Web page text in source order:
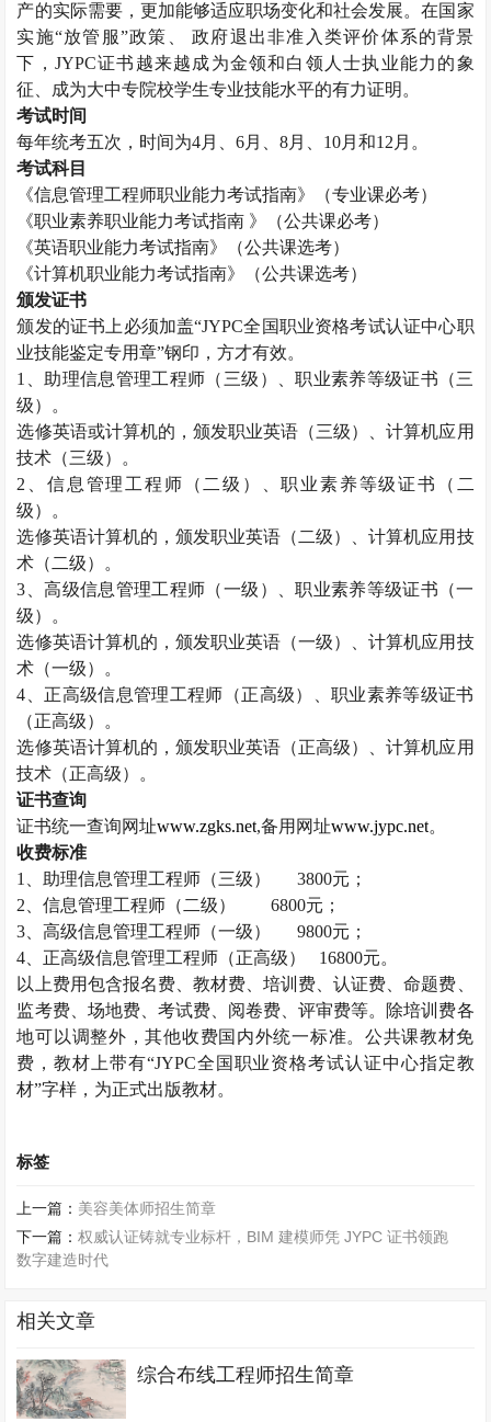
产的实际需要，更加能够适应职场变化和社会发展。在国家
实施“放管服”政策、 政府退出非准入类评价体系的背景
下， JYPC证书越来越成为金领和白领人士执业能力的象
征、成为大中专院校学生专业技能水平的有力证明。
考试时间
每年统考五次，时间为4月、6月、8月、 10月和12 月。
考试科目
《信息管理工程师职业能力考试指南》（专业课必考）
《职业素养职业能力考试指南 》（公共课必考）
《英语职业能力考试指南》（公共课选考）
《计算机职业能力考试指南》（公共课选考）
颁发证书
颁发的证书上必须加盖“JYPC全国职业资格考试认证中心职
业技能鉴定专用章”钢印，方才有效。
1
、助理信息管理工程师（三级）、职业素养等级证书（三
级）。
选修英语或计算机的，颁发职业英语（三级）、计算机应用
技术（三级）。
2 、信息管理工程师（二级）、职业素养等级证书（二
级）。
选修英语计算机的，颁发职业英语（二级）、计算机应用技
术（二级）。
3 、高级信息管理工程师（一级）、职业素养等级证书（一
级）。
选修英语计算机的，颁发职业英语（一级）、计算机应用技
术（一级）。
4 、正高级信息管理工程师（正高级）、职业素养等级证书
（正高级）。
选修英语计算机的，颁发职业英语（正高级）、计算机应用
技术（正高级）。
证书查询
证书统一查询网址www.zgks.net,备用网址www.jypc.net。
收费标准
1
、助理信息管理工程师（三级） 3800元；
2 、信息管理工程师（二级） 6800元；
3 、高级信息管理工程师（一级） 9800元；
4 、正高级信息管理工程师（正高级） 16800元。
以上费用包含报名费、教材费、培训费、认证费、命题费、
监考费、场地费、考试费、阅卷费、评审费等。除培训费各
地可以调整外，其他收费国内外统一标准。公共课教材免
费，教材上带有“JYPC全国职业资格考试认证中心指定教
材”字样，为正式出版教材。
标签
上一篇： 美容美体师招生简章
下一篇：权威认证铸就专业标杆，BIM 建模师凭 JYPC 证书领跑
数字建造时代
相关文章
综合布线工程师招生简章